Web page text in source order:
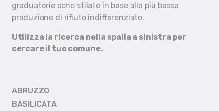
graduatorie sono stilate in base alla più bassa
produzione di rifiuto indifferenziato.
Utilizza la ricerca nella spalla a sinistra per
cercare il tuo comune.
ABRUZZO
BASILICATA